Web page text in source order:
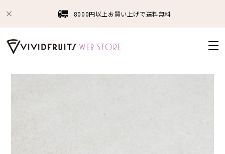
8000円以上お買い上げで送料無料